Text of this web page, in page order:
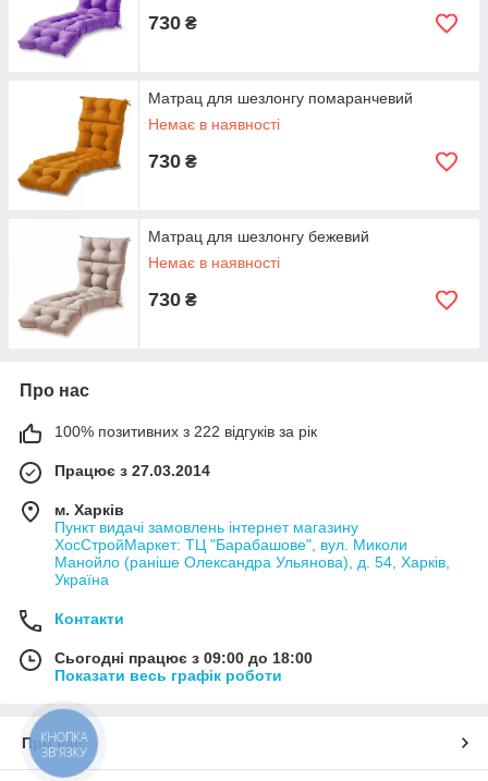
730 ₴
Матрац для шезлонгу помаранчевий
Немає в наявності
730 ₴
Матрац для шезлонгу бежевий
Немає в наявності
730 ₴
Про нас
100% позитивних з 222 відгуків за рік
Працює з 27.03.2014
м. Харків
Пункт видачі замовлень інтернет магазину
ХосСтройМаркет: ТЦ "Барабашове", вул. Миколи
Манойло (раніше Олександра Ульянова), д. 54, Харків,
Україна
Контакти
Сьогодні працює з 09:00 до 18:00
Показати весь графік роботи
Про нас
КНОПКА
ЗВ'ЯЗКУ